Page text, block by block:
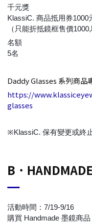
千元獎
KlassiC. 商品抵用券1000
（只能折抵鏡框售價
名額
5名
Daddy Glasses 系列商品
https://
glasses
※KlassiC. 保有變更或終
B．
活動時間：7/19-9/16
購買 Handmade 墨鏡商品